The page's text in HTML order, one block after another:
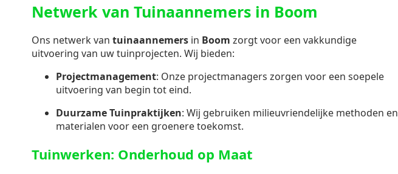
Netwerk van Tuinaannemers in Boom
Ons netwerk van tuinaannemers in Boom zorgt voor een vakkundige
uitvoering van uw tuinprojecten. Wij bieden:
Projectmanagement: Onze projectmanagers zorgen voor een soepele
uitvoering van begin tot eind.
Duurzame Tuinpraktijken: Wij gebruiken milieuvriendelijke methoden en
materialen voor een groenere toekomst.
Tuinwerken: Onderhoud op Maat